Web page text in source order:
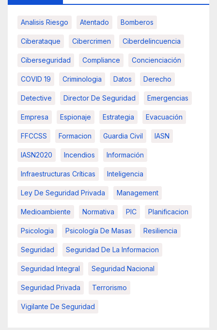
Analisis Riesgo Atentado Bomberos
Ciberataque Cibercrimen Ciberdelincuencia
Ciberseguridad Compliance Concienciación
COVID 19 Criminologia Datos Derecho
Detective Director De Seguridad Emergencias
Empresa Espionaje Estrategia Evacuación
FFCCSS Formacion Guardia Civil IASN
IASN2020 Incendios Información
Infraestructuras Críticas Inteligencia
Ley De Seguridad Privada Management
Medioambiente Normativa PIC Planificacion
Psicologia Psicología De Masas Resiliencia
Seguridad Seguridad De La Informacion
Seguridad Integral Seguridad Nacional
Seguridad Privada Terrorismo
Vigilante De Seguridad